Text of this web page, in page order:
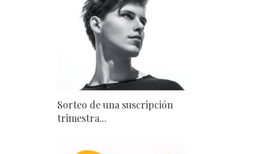
Sorteo de una suscripción
trimestra...